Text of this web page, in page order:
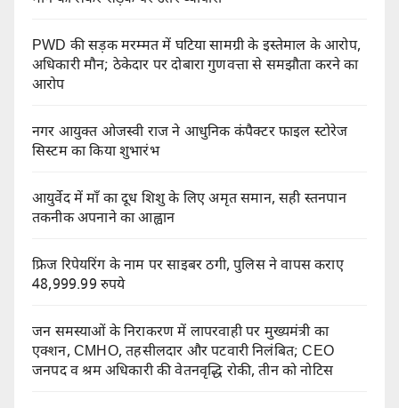
PWD की सड़क मरम्मत में घटिया सामग्री के इस्तेमाल के आरोप,
अधिकारी मौन; ठेकेदार पर दोबारा गुणवत्ता से समझौता करने का
आरोप
नगर आयुक्त ओजस्वी राज ने आधुनिक कंपैक्टर फाइल स्टोरेज
सिस्टम का किया शुभारंभ
आयुर्वेद में माँ का दूध शिशु के लिए अमृत समान, सही स्तनपान
तकनीक अपनाने का आह्वान
फ्रिज रिपेयरिंग के नाम पर साइबर ठगी, पुलिस ने वापस कराए
48,999.99 रुपये
जन समस्याओं के निराकरण में लापरवाही पर मुख्यमंत्री का
एक्शन, CMHO, तहसीलदार और पटवारी निलंबित; CEO
जनपद व श्रम अधिकारी की वेतनवृद्धि रोकी, तीन को नोटिस